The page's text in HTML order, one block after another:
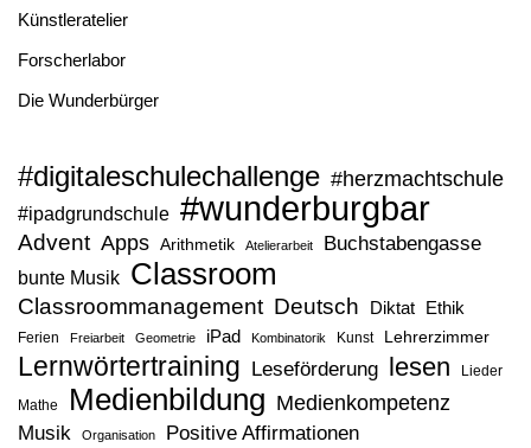
Künstleratelier
Forscherlabor
Die Wunderbürger
#digitaleschulechallenge #herzmachtschule
#ipadgrundschule #wunderburgbar
Advent Apps Arithmetik Atelierarbeit Buchstabengasse
bunte Musik Classroom
Classroommanagement Deutsch Diktat Ethik
Ferien Freiarbeit Geometrie iPad Kombinatorik Kunst Lehrerzimmer
Lernwörtertraining Leseförderung lesen Lieder
Mathe Medienbildung Medienkompetenz
Musik Organisation Positive Affirmationen